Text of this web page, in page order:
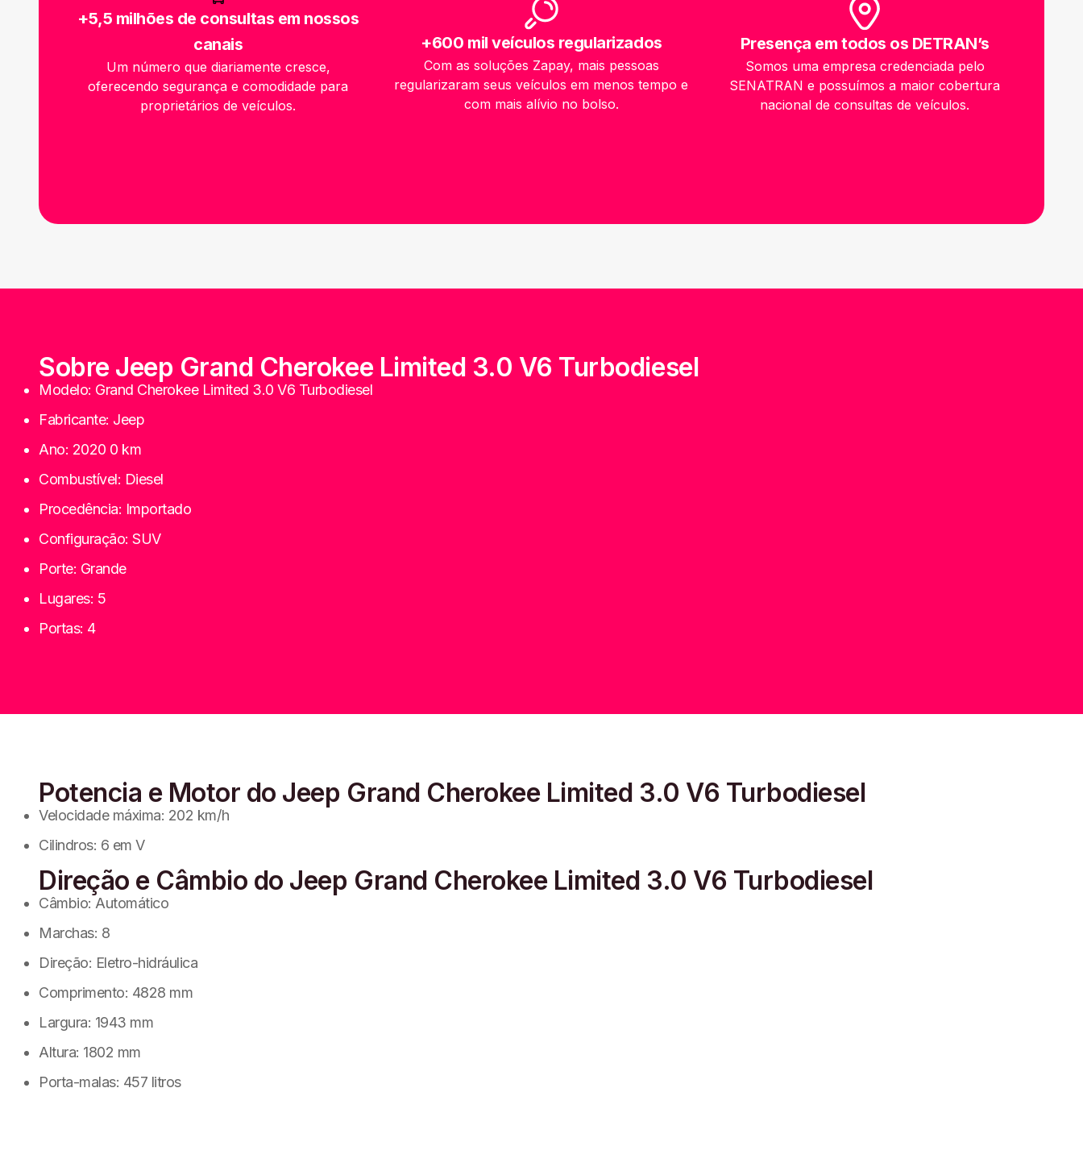
+5,5 milhões de consultas em nossos
canais
Um número que diariamente cresce,
oferecendo segurança e comodidade para
proprietários de veículos.
+600 mil veículos regularizados
Com as soluções Zapay, mais pessoas
regularizaram seus veículos em menos tempo e
com mais alívio no bolso.
Presença em todos os DETRAN’s
Somos uma empresa credenciada pelo
SENATRAN e possuímos a maior cobertura
nacional de consultas de veículos.
Sobre Jeep Grand Cherokee Limited 3.0 V6 Turbodiesel
Modelo: Grand Cherokee Limited 3.0 V6 Turbodiesel
Fabricante: Jeep
Ano: 2020 0 km
Combustível: Diesel
Procedência: Importado
Configuração:SUV
Porte: Grande
Lugares: 5
Portas: 4
Potencia e Motor do Jeep Grand Cherokee Limited 3.0 V6 Turbodiesel
Velocidade máxima: 202 km/h
Cilindros: 6 em V
Direção e Câmbio do Jeep Grand Cherokee Limited 3.0 V6 Turbodiesel
Câmbio: Automático
Marchas: 8
Direção: Eletro-hidráulica
Comprimento: 4828 mm
Largura: 1943 mm
Altura: 1802 mm
Porta-malas: 457 litros